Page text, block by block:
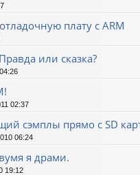
плату с ARM
или сказка?
02:37
сэмплы прямо с SD
06:24
я драми.
19:12